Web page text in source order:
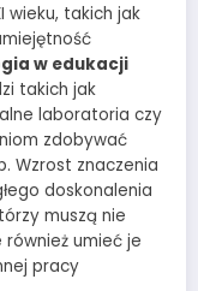
wieku, takich jak
w edukacji
takich jak
laboratoria czy
zdobywać
Wzrost znaczenia
doskonalenia
muszą nie
umieć je
pracy